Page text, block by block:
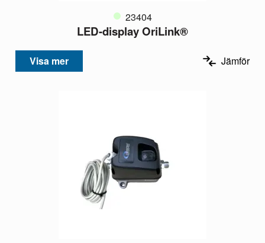
23404
LED-display OriLink®
Visa mer Jämför